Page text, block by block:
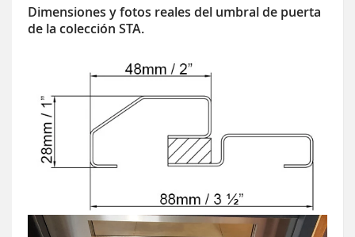
Dimensiones y fotos reales del umbral de puerta
de la colección STA.